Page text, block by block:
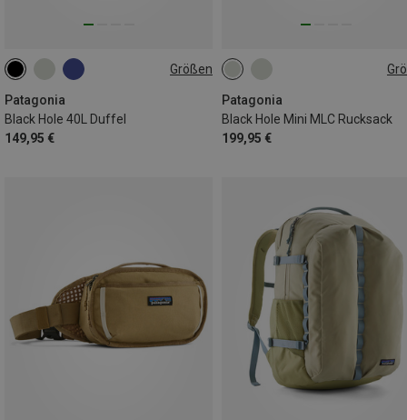
Größen
Patagonia
Black Hole 40L Duffel
149,95 €
40L
Patagonia
Black Hole Mini MLC Rucksack
199,95 €
30L